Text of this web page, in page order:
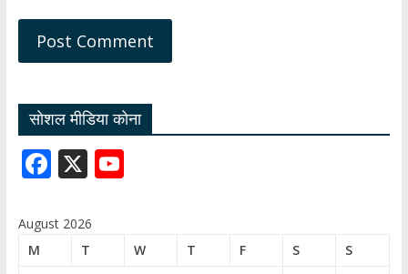
सोशल मीडिया कोना
F
e
X Y
T
August 2026
M
T W T F S
S